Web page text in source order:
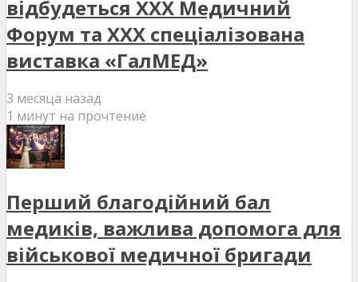
відбудеться XXX Медичний
Форум та XXX спеціалізована
виставка «ГалМЕД»
3 месяца назад
1 минут на прочтение
Перший благодійний бал
медиків, важлива допомога для
військової медичної бригади